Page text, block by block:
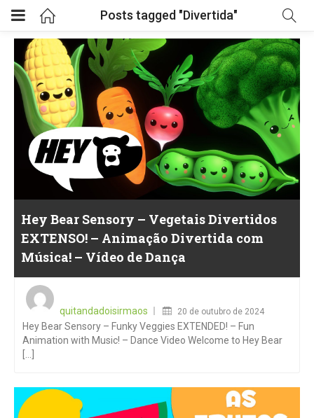
Posts tagged "Divertida"
Hey Bear Sensory – Vegetais Divertidos
EXTENSO! – Animação Divertida com
Música! – Vídeo de Dança
quitandadoisirmaos
20 de outubro de 2024
Hey Bear Sensory – Funky Veggies EXTENDED! – Fun
Animation with Music! – Dance Video Welcome to Hey Bear
[...]